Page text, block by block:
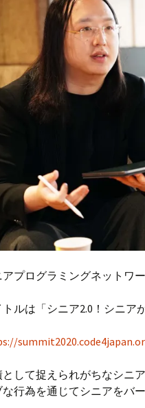
アプログラミングネットワ
トルは「シニア2.0！シニア
として捉えられがちなシニ
な行為を通じてシニアをバ